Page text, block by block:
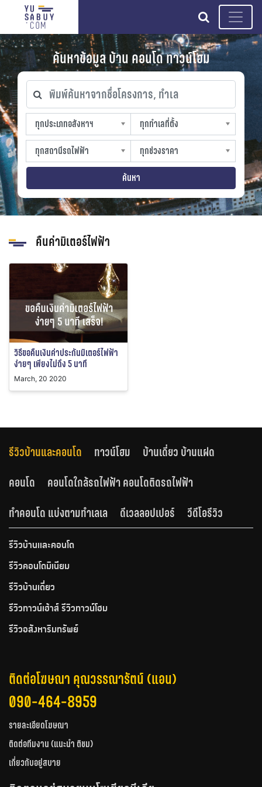
search
ค้นหาข้อมูล บ้าน คอนโด ทาวน์โฮม
พิมพ์ค้นหาจากชื่อโครงการ, ทำเล
ทุกประเภทอสังหาฯ
ทุกประเภทอสังหาฯ
sproperty
ทุกทำเลที่ตั้ง
ทุกทำเลที่ตั้ง
slocation
ทุกสถานีรถไฟฟ้า
ทุกสถานีรถไฟฟ้า
strain-station
ทุกช่วงราคา
ทุกช่วงราคา
sprice
ค้นหา
คืนค่ามิเตอร์ไฟฟ้า
วิธีขอคืนเงินค่าประกันมิเตอร์ไฟฟ้า
ง่ายๆ เพียงไม่ถึง 5 นาที
March, 20 2020
รีวิวบ้านและคอนโด ทาวน์โฮม
บ้านเดี่ยว บ้านแฝด
คอนโด
คอนโดใกล้รถไฟฟ้า คอนโดติดรถไฟฟ้า
ทำคอนโด แบ่งตามทำเลเล
ดีเวลลอปเปอร์ วีดีโอรีวิว
รีวิวบ้านและคอนโด
รีวิวคอนโดมิเนียม
รีวิวบ้านเดี่ยว
รีวิวทาวน์เฮ้าส์ รีวิวทาวน์โฮม
รีวิวอสังหาริมทรัพย์
ติดต่อโฆษณา คุณวรรณารัตน์ (แอน)
090-464-8959
รายละเอียดโฆษณา
ติดต่อทีมงาน (แนะนำ ติชม)
เกี่ยวกับอยู่สบาย